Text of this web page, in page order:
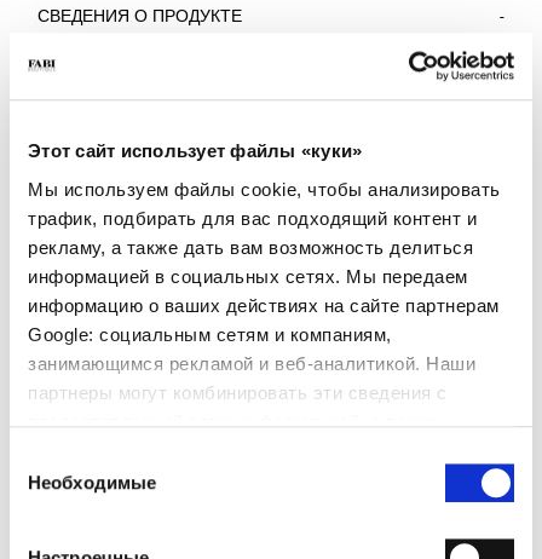
Этот сайт использует файлы «куки»
Мы используем файлы cookie, чтобы анализировать
трафик, подбирать для вас подходящий контент и
рекламу, а также дать вам возможность делиться
информацией в социальных сетях. Мы передаем
информацию о ваших действиях на сайте партнерам
Google: социальным сетям и компаниям,
занимающимся рекламой и веб-аналитикой. Наши
партнеры могут комбинировать эти сведения с
вами их сервисов.
согласия
Необходимые
СВЕДЕНИЯ О ПРОДУКТЕ
- Подошва: Вспененный EVA и резина TPU
- Цвет: Голубой
СДЕЛАНО В ИТАЛИИ ЛЕГКИЕ И УДОБНЫЕ РУЧНАЯ РАБОТА